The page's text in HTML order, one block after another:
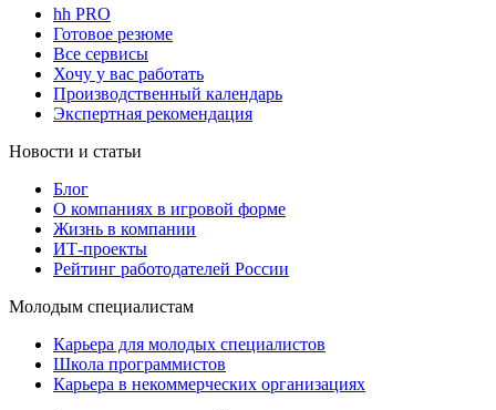
hh PRO
Готовое резюме
Все сервисы
Хочу у вас работать
Производственный календарь
Экспертная рекомендация
Новости и статьи
Блог
О компаниях в игровой форме
Жизнь в компании
ИТ-проекты
Рейтинг работодателей России
Молодым специалистам
Карьера для молодых специалистов
Школа программистов
Карьера в некоммерческих организациях